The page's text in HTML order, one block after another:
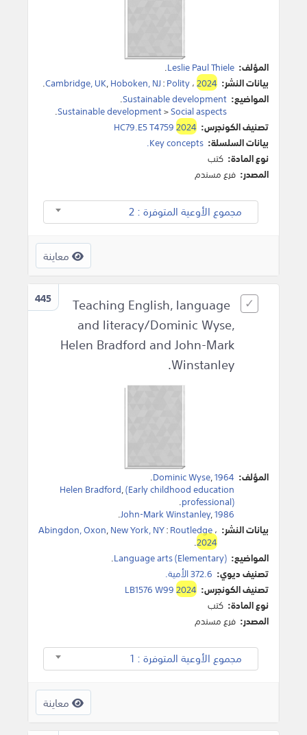
المؤلف: Leslie Paul Thiele
.
بيانات النشر:
Cambridge, UK,Hoboken, NJ:Polity،2024
.
المواضيع: Sustainable development
.
Sustainable development>Social aspects
.
تصنيف الكونجرس:
HC79.E5 T47592024
بيانات السلسلة: Key concepts.
نوع المادة: كتب
المصدر: فرع مسندم
مجموع الأوعية المتوفرة : 2
معاينة
445
Teaching English, language
and literacy/Dominic Wyse,
Helen Bradford and John-Mark
Winstanley.
المؤلف: Dominic Wyse,1964
.
Helen Bradford,(Early childhood education
professional)
.
John-Mark Winstanley,1986
.
بيانات النشر:
Abingdon, Oxon,New York, NY:Routledge،
2024
.
المواضيع: Language arts (Elementary)
.
تصنيف ديوي: 372.6 الأمية.
تصنيف الكونجرس:
LB1576 W992024
نوع المادة: كتب
المصدر: فرع مسندم
مجموع الأوعية المتوفرة : 1
معاينة